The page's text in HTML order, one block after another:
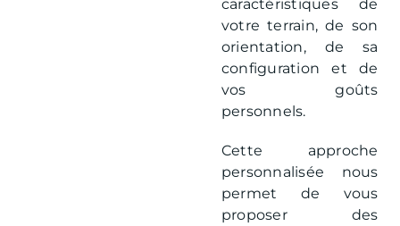
caractéristiques de
votre terrain, de son
orientation, de sa
configuration et de
vos goûts
personnels.
Cette approche
personnalisée nous
permet de vous
proposer des